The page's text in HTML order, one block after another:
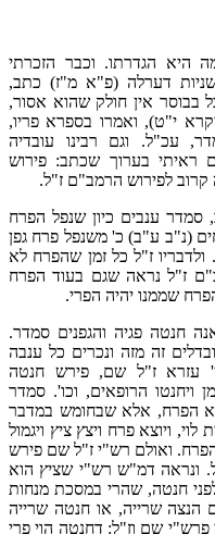
היא הגדרתו. וכבר הזכרתי
דערלה (פ"א מ"ז) כתב,
בבוסר אין חולק שהוא אסור,
י"ט), ואמרו בספרא פריו,
עכ"ל. וגם רבינו עובדיה
ראיתי בערוך שכתב: פירוש
קרוב לפירוש הרמב"ם ז"ל.
ענבים כיון שנפל הפרח
(נ"ב ע"ב) כ' משנפל פרח גפן
ולדבריו ז"ל כל זמן שהפרח לא
ז"ל נראה שגם בעוד הפרח
שממנו יהיה הפרי.
חנטה פגיה והגפנים סמדר.
זה מזה ונכרים כל ענבה
עזרא ז"ל שם, פירש חנטה
הרופאים, וכו'. סמדר
הפרח, אלא שבחומש במדבר
ויוצא פרח ויצץ ציץ ויגמול
ואולם רש"י ז"ל שם פירש
ונראה דמ"ש רש"י שציץ הוא
חנטה, שהרי במסכת מנחות
שרייה, או חנטה שרייה
שם וז"ל: דחנטה הוי פרי